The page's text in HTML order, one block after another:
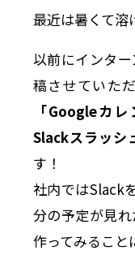
最近は暑くて溶
以前にインタ
稿させていた
「Googleカ
Slackスラッシ
す！
社内ではSlack
分の予定が見
作ってみること